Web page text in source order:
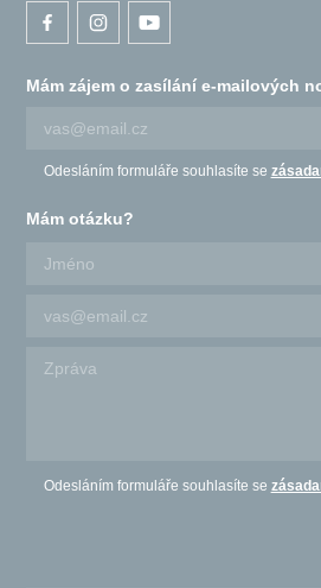
Mám zájem o zasílání e-mailových
Odesláním formuláře souhlasíte se
Mám otázku?
Odesláním formuláře souhlasíte se